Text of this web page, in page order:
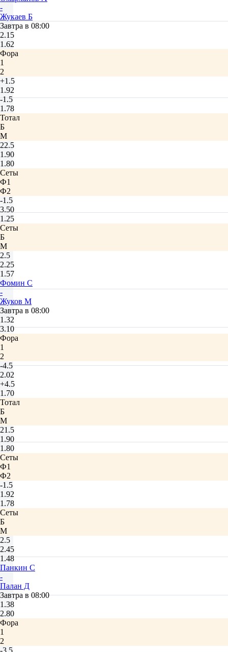
-
Жукаев Б
Завтра в 08:00
2.15
1.62
Фора
1
2
+1.5
1.92
-1.5
1.78
Тотал
Б
М
22.5
1.90
1.80
Сеты
Ф1
Ф2
-1.5
3.50
1.25
Сеты
Б
М
2.5
2.25
1.57
Фомин С
-
Жуков М
Завтра в 08:00
1.32
3.10
Фора
1
2
-4.5
2.02
+4.5
1.70
Тотал
Б
М
21.5
1.90
1.80
Сеты
Ф1
Ф2
-1.5
1.92
1.78
Сеты
Б
М
2.5
2.45
1.48
Панкин С
-
Палан Д
Завтра в 08:00
1.38
2.80
Фора
1
2
-3.5